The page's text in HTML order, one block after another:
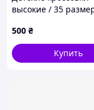
высокие / 35
демисезонные белые
кроссовки детские
мальчик
500 ₴
Купить